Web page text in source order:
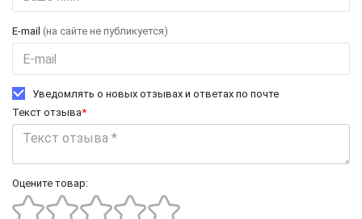
E-mail (на сайте не публикуется)
Уведомлять о новых отзывах и ответах по почте
Текст отзыва*
Оцените товар: